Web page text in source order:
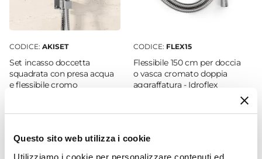
Questo sito web utilizza i cookie
Utilizziamo i cookie per personalizzare contenuti ed
Vetro temperato
Finitura Anta
Si
Spessore Anta
Materiale Profilo
Alluminio
CODICE: AKISET
Set incasso doccetta
squadrata con presa acqua
e flessibile cromo
CODICE: FLEX15
Flessibile 150 cm per doccia
o vasca cromato doppia
aggraffatura - Idroflex